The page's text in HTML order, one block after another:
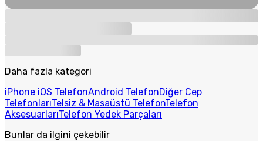
Daha fazla kategori
iPhone iOS TelefonAndroid TelefonDiğer Cep
TelefonlarıTelsiz & Masaüstü TelefonTelefon
AksesuarlarıTelefon Yedek Parçaları
Bunlar da ilgini çekebilir